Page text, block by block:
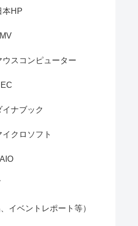
本HP
ウスコンピューター
イナブック
イクロソフト
イベントレポート等）